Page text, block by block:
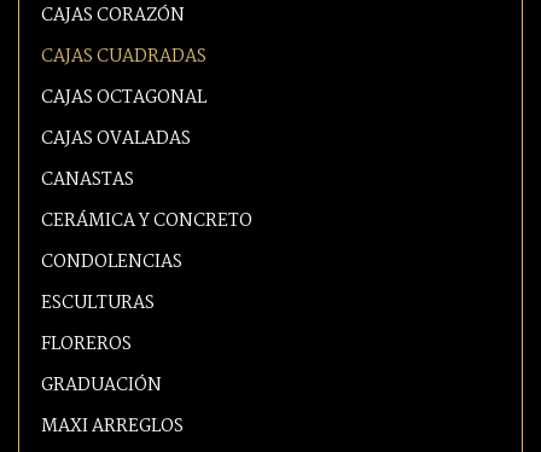
CAJAS CORAZÓN
CAJAS CUADRADAS
CAJAS OCTAGONAL
CAJAS OVALADAS
CANASTAS
CERÁMICA Y CONCRETO
CONDOLENCIAS
ESCULTURAS
FLOREROS
GRADUACIÓN
MAXI ARREGLOS